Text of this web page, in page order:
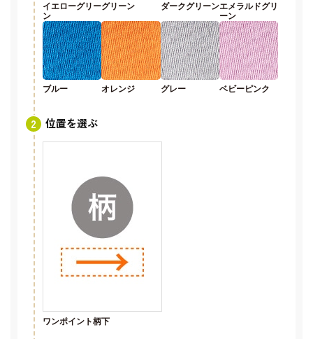
イエローグリー
ン
グリーン ダークグリーンエメラルドグリ
ーン
ブルー オレンジ グレー ベビーピンク
位置を選ぶ
ワンポイント柄下